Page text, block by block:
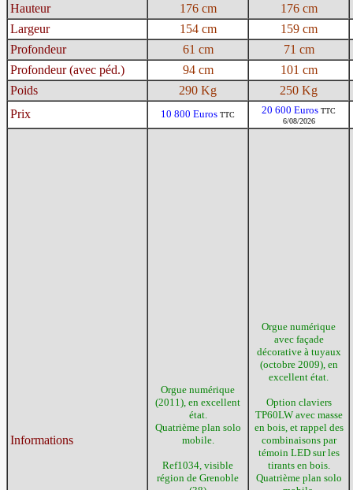
Hauteur 176 cm
176 cm
Largeur
154 cm
159 cm
Profondeur
61 cm
71 cm
Profondeur (avec péd.)
94 cm
101 cm
Poids
290 Kg
250 Kg
Prix
10 800 Euros TTC 20 600 Euros TTC
6/08/2026
Informations
Orgue numérique
(2011), en excellent
état.
Quatrième plan solo
mobile.
Ref1034, visible
région de Grenoble
Orgue numérique
avec façade
décorative à tuyaux
(octobre 2009), en
excellent état.
Option claviers
TP60LW avec masse
en bois, et rappel des
combinaisons par
témoin LED sur les
tirants en bois.
Quatrième plan solo